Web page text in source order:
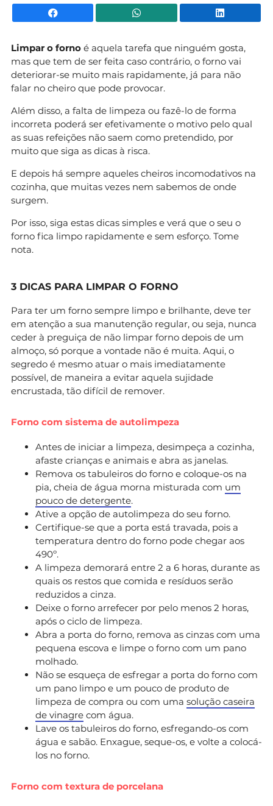
Facebook WhatsApp
Limpar o forno é aquela tarefa que ninguém gosta,
mas que tem de ser feita caso contrário, o forno vai
deteriorar-se muito mais rapidamente, já para não
falar no cheiro que pode provocar.
Além disso, a falta de limpeza ou fazê-lo de forma
incorreta poderá ser efetivamente o motivo pelo qual
as suas refeições não saem como pretendido, por
muito que siga as dicas à risca.
E depois há sempre aqueles cheiros incomodativos na
cozinha, que muitas vezes nem sabemos de onde
surgem.
Por isso, siga estas dicas simples e verá que o seu o
forno fica limpo rapidamente e sem esforço. Tome
nota.
3 DICAS PARA LIMPAR O FORNO
Para ter um forno sempre limpo e brilhante, deve ter
em atenção a sua manutenção regular, ou seja, nunca
ceder à preguiça de não limpar forno depois de um
almoço, só porque a vontade não é muita. Aqui, o
segredo é mesmo atuar o mais imediatamente
possível, de maneira a evitar aquela sujidade
encrustada, tão difícil de remover.
Forno com sistema de autolimpeza
Antes de iniciar a limpeza, desimpeça a cozinha,
afaste crianças e animais e abra as janelas.
Remova os tabuleiros do forno e coloque-os na
pia, cheia de água morna misturada com um
pouco de detergente.
Ative a opção de autolimpeza do seu forno.
Certifique-se que a porta está travada, pois a
temperatura dentro do forno pode chegar aos
490º.
A limpeza demorará entre 2 a 6 horas, durante as
quais os restos que comida e resíduos serão
reduzidos a cinza.
Deixe o forno arrefecer por pelo menos 2 horas,
após o ciclo de limpeza.
Abra a porta do forno, remova as cinzas com uma
pequena escova e limpe o forno com um pano
molhado.
Não se esqueça de esfregar a porta do forno com
um pano limpo e um pouco de produto de
limpeza de compra ou com uma solução caseira
de vinagre com água.
Lave os tabuleiros do forno, esfregando-os com
água e sabão. Enxague, seque-os, e volte a colocá-
los no forno.
Forno com textura de porcelana